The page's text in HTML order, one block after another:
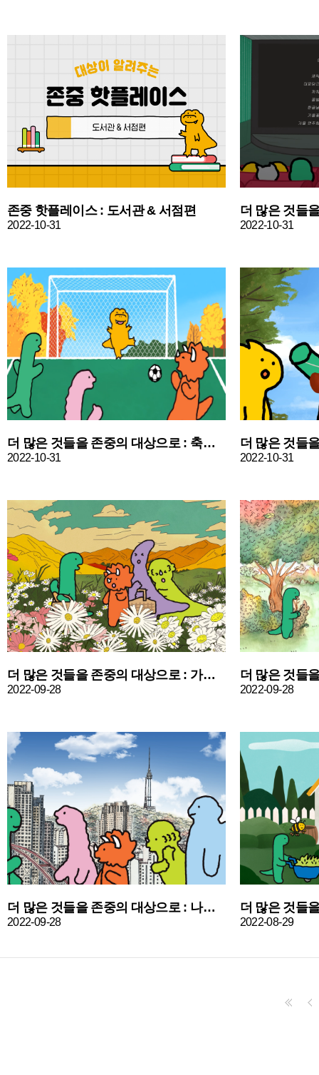
존중 핫플레이스 : 도서관 & 서점편
2022-10-31 2022-10-31
더 많은 것들을 존중의 대상으로 : 축구편
2022-10-31 2022-10-31
더 많은 것들을 존중의 대상으로 : 가을꽃편
2022-09-28 2022-09-28
더 많은 것들을 존중의 대상으로 : 나들이편
2022-09-28 2022-08-29